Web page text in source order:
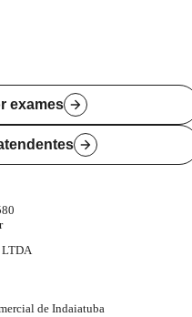
LTDA
de Indaiatuba
exames